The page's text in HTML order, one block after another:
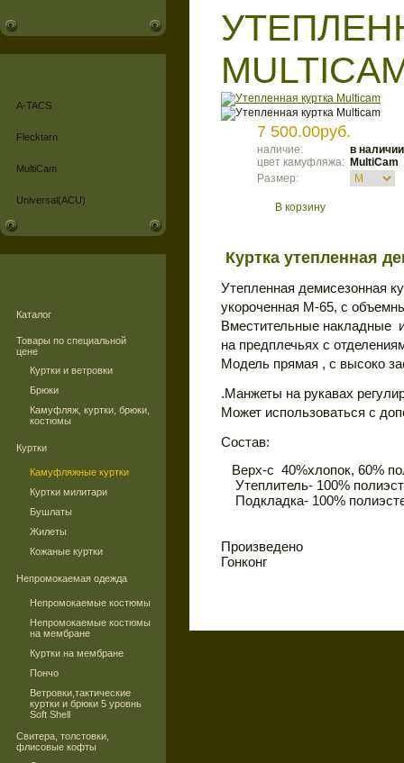
A-TACS
Flecktarn
MultiCam
Universal(ACU)
Каталог
Товары по специальной
цене
Куртки и ветровки
Брюки
Камуфляж, куртки, брюки,
костюмы
Куртки
Камуфляжные куртки
Куртки милитари
Бушлаты
Жилеты
Кожаные куртки
Непромокаемая одежда
Непромокаемые костюмы
Непромокаемые костюмы
на мембране
Куртки на мембране
Пончо
Ветровки,тактические
куртки и брюки 5 уровнь
Soft Shell
Свитера, толстовки,
флисовые кофты
7 500.00руб.
наличие:
в наличии
цвет камуфляжа: MultiCam
Размер:
В корзину
Куртка утепленная
Утепленная демисезонная
укороченная М-65, с
Вместительные накладные
на предплечьях с
Модель прямая , с высоко
.Манжеты на рукавах
Может использоваться с
Состав:
Верх-с 40%хлопок, 60%
Утеплитель- 100%
Подкладка- 100%
Произведено
Гонконг